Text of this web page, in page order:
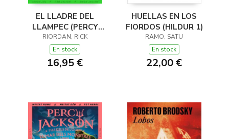
EL LLADRE DEL
LLAMPEC (PERCY
JACKSON I ELS DÉUS
DE L'OLIMP 1)
RIORDAN, RICK
En stock
16,95 €
HUELLAS EN LOS
FIORDOS (HILDUR 1)
RAMO, SATU
En stock
22,00 €